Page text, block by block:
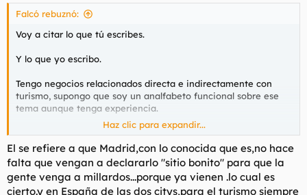
Falcó rebuznó:
Voy a citar lo que tú escribes.
Y lo que yo escribo.
Tengo negocios relacionados directa e indirectamente con
turismo, supongo que soy un analfabeto funcional sobre ese
tema aunque tenga experiencia.
Si todos los destinos turísticos de España que han sido
declarados Patrimonio de la Humanidad lo han notado,
incluido los que tengo aquí al lado, ya me dirás si no le valdrá a
Madrid, que como dice@ilovegintonicno se conoce como
destino turístico todo lo que se debería.
Haz clic para expandir...
El se refiere a que Madrid,con lo conocida que es,no hace
falta que vengan a declararlo "sitio bonito" para que la
gente venga a millardos...porque ya vienen .lo cual es
cierto.y en España de las dos citys,para el turismo siempre